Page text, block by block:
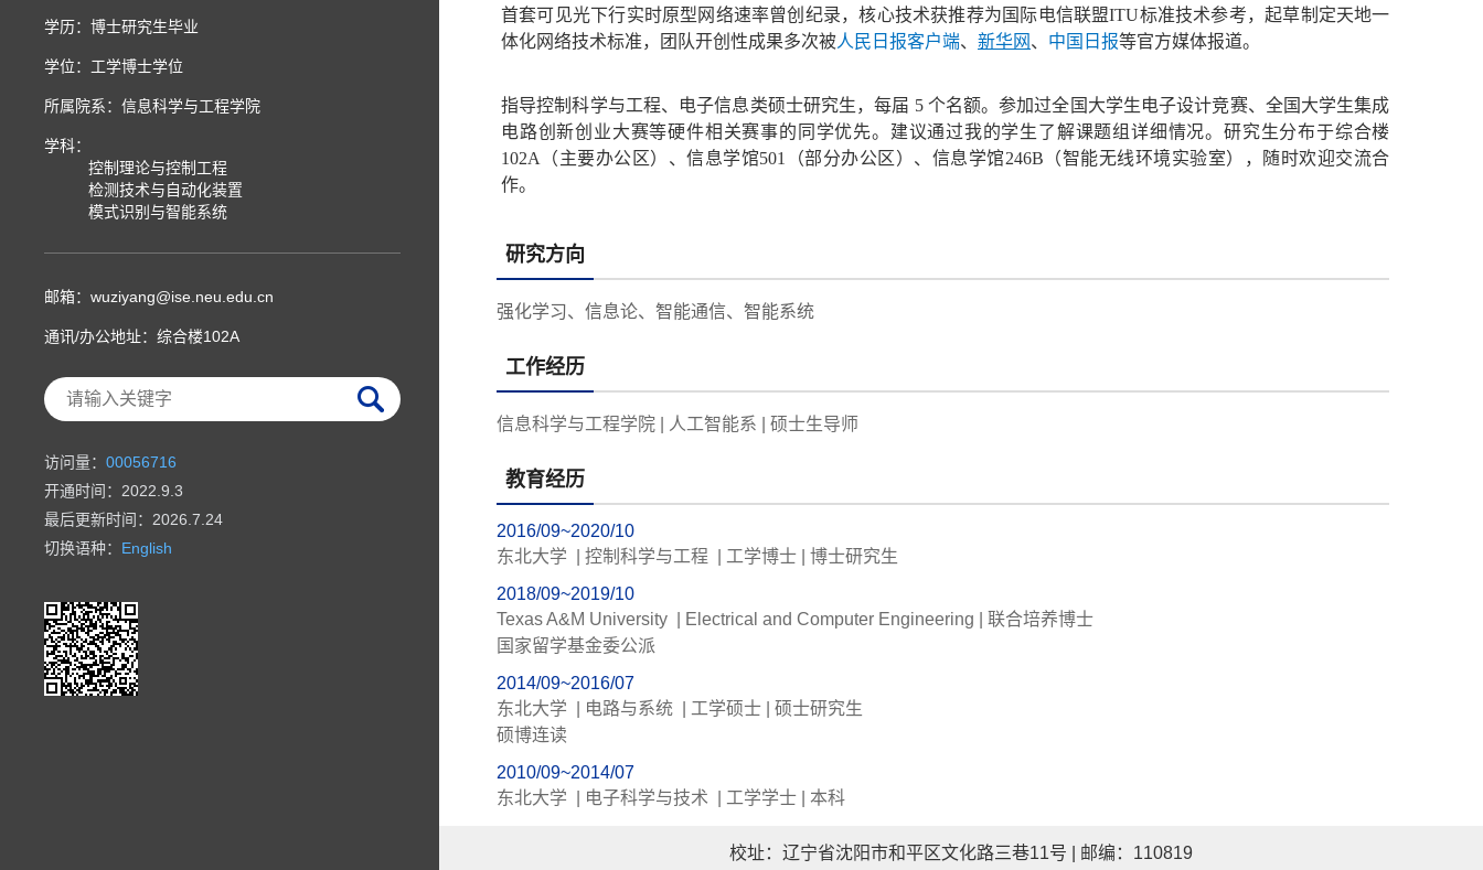
学历：博士研究生毕业
学位：工学博士学位
所属院系：信息科学与工程学院
学科：
控制理论与控制工程
检测技术与自动化装置
模式识别与智能系统
邮箱： wuziyang@ise.neu.edu.cn
通讯/办公地址： 综合楼102A
访问量： 00056716
开通时间： 2022 9 3
最后更新时间： 2026 7 24
切换语种： English
首套可见光下行实时原型 网络速率曾创纪录，核心技术获推荐为国际电信联盟ITU标准技术参考，起草制定天地一
体化网络技术标准，团队开创性成果多次被人民日报客户端、 新华网 、 中国日报等官方媒体报道。
指导控制科学与工程、电子信息类硕士研究生，每届 5 个名额。参加过全国大学生电子设计竞赛、全国大学生集成
电路创新创业大赛等硬件相关赛事的同学优先。 建议通过我的学生了解课题组详细情况。研究生分布于综合楼
102A（主要办公区）、信息学馆501（部分办公区）、信息学馆246B（智能无线环境实验室），随时欢迎交流合
作。
研究方向
强化学习、信息论、智能通信、智能系统
工作经历
信息科学与工程学院 | 人工智能系 | 硕士生导师
教育经历
2016/09~2020/10
东北大学 | 控制科学与工程 | 工学博士 | 博士研究生
2018/09~2019/10
Texas A&M University | Electrical and Computer Engineering | 联合培养博士
国家留学基金委公派
2014/09~2016/07
东北大学 | 电路与系统 | 工学硕士 | 硕士研究生
硕博连读
2010/09~2014/07
东北大学 | 电子科学与技术 | 工学学士 | 本科
校址：辽宁省沈阳市和平区文化路三巷11号 | 邮编：110819